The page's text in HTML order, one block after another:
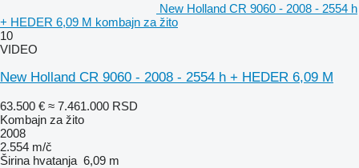
New Holland CR 9060 - 2008 - 2554 h
+ HEDER 6,09 M kombajn za žito
10
VIDEO
New Holland CR 9060 - 2008 - 2554 h + HEDER 6,09 M
63.500 € ≈ 7.461.000 RSD
Kombajn za žito
2008
2.554 m/č
Širina hvatanja 6,09 m